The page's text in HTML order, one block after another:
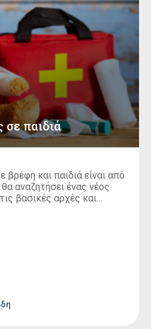
σε παιδιά
και παιδιά είναι από
αναζητήσει ένας νέος
βασικές αρχές και
για να είμαστε έτοιμοι